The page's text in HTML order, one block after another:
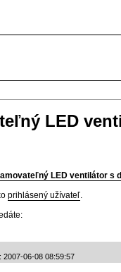
LED
LED ventilátor s
prihlásený užívateľ.
2007-06-08 08:59:57